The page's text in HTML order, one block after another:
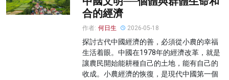
合的經濟
作者: 何日生 2026-05-18
探討古代中國經濟的善，必須從小農的幸福
生活着眼。中國在1978年的經濟改革，就是
讓農民開始能耕種自己的土地，能有自己的
收成。小農經濟的恢復，是現代中國第一個